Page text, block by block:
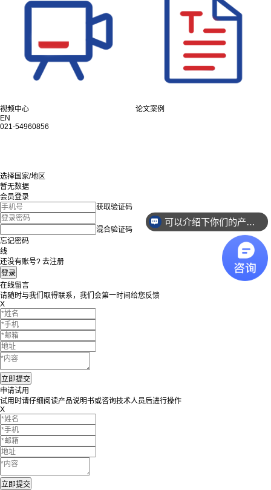
视频中心
论文案例
EN
021-54960856
选择国家/地区
暂无数据
会员登录
获取验证码
混合验证码
忘记密码
线
还没有账号? 去注册
在线留言
请随时与我们取得联系，我们会第一时间给您反馈
X
申请试用
试用时请仔细阅读产品说明书或咨询技术人员后进行操作
X